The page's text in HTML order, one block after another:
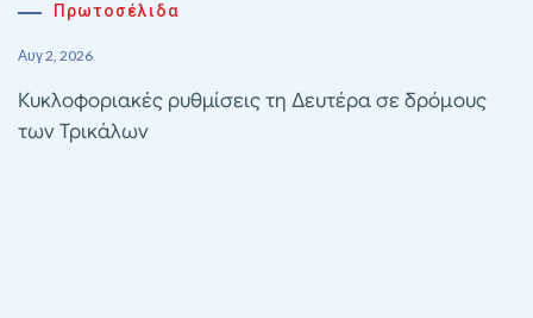
Πρωτοσέλιδα
Αυγ 2, 2026
Κυκλοφοριακές ρυθμίσεις τη Δευτέρα σε δρόμους
των Τρικάλων